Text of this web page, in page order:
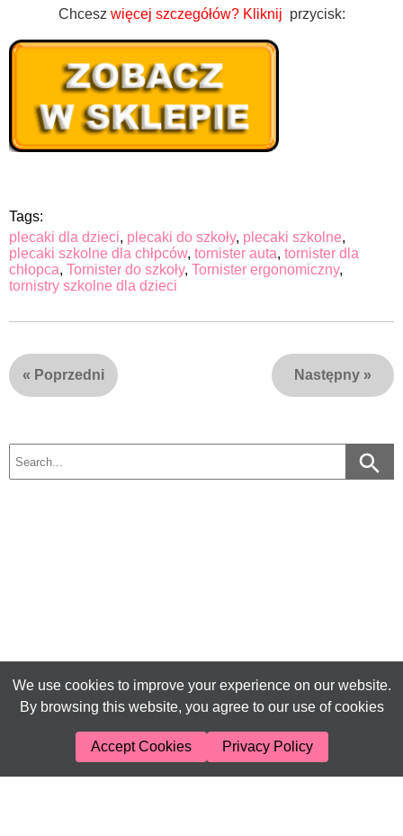
Chcesz więcej szczegółów? Kliknij przycisk:
Tags:
plecaki dla dzieci, plecaki do szkoły, plecaki szkolne,
plecaki szkolne dla chłpców, tornister auta, tornister dla
chłopca, Tornister do szkoły, Tornister ergonomiczny,
tornistry szkolne dla dzieci
« Poprzedni Następny »
We use cookies to improve your experience on our website.
By browsing this website, you agree to our use of cookies
Accept Cookies Privacy Policy